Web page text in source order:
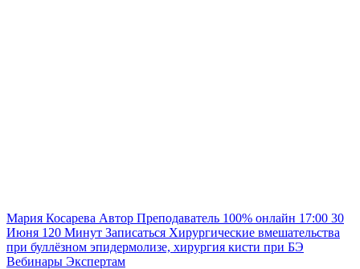
Мария Косарева Автор Преподаватель 100% онлайн 17:00 30
Июня 120 Минут Записаться Хирургические вмешательства
при буллёзном эпидермолизе, хирургия кисти при БЭ
Вебинары Экспертам